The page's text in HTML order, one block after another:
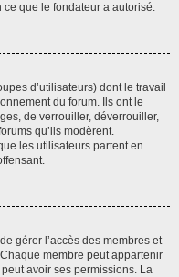
ce que le fondateur a autorisé.
d’utilisateurs) dont le travail
du forum. Ils ont le
de verrouiller, déverrouiller,
qu’ils modèrent.
les utilisateurs partent en
gérer l’accès des membres et
membre peut appartenir
avoir ses permissions. La